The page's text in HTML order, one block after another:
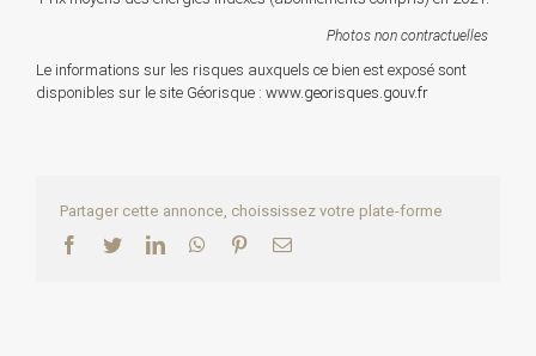
Photos non contractuelles
Le informations sur les risques auxquels ce bien est exposé sont
disponibles sur le site Géorisque : www.georisques.gouv.fr
Partager cette annonce, choississez votre plate-forme
Facebook
TwitterLinkedInWhatsApp
PinterestEmail